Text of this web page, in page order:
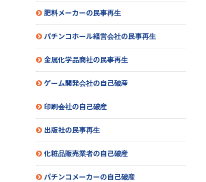
肥料メーカーの民事再生
パチンコホール経営会社の民事再生
金属化学品商社の民事再生
ゲーム開発会社の自己破産
印刷会社の自己破産
出版社の民事再生
化粧品販売業者の自己破産
パチンコメーカーの自己破産